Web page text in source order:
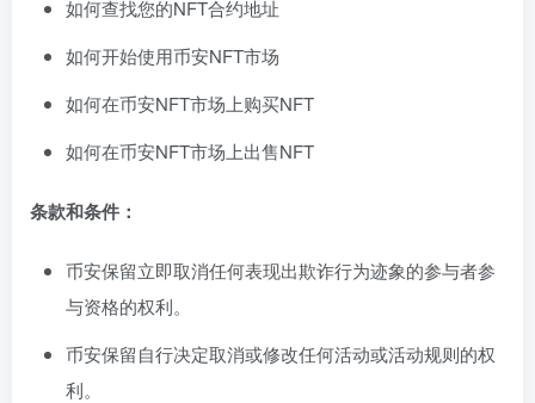
如何查找您的NFT合约地址
如何开始使用币安NFT市场
如何在币安NFT市场上购买NFT
如何在币安NFT市场上出售NFT
条款和条件：
币安保留立即取消任何表现出欺诈行为迹象的参与者参
与资格的权利。
币安保留自行决定取消或修改任何活动或活动规则的权
利。